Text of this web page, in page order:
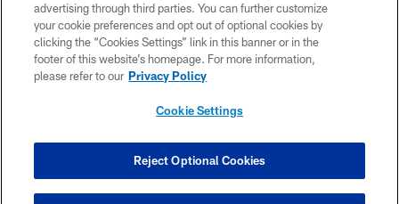
ACCESSIBILITY
CONTACT US
SITE MAP
COOKIE SETTINGS
advertising through third parties. You can further customize
your cookie preferences and opt out of optional cookies by
clicking the “Cookies Settings” link in this banner or in the
footer of this website’s homepage. For more information,
please refer to our Privacy Policy
Cookie Settings
Reject Optional Cookies